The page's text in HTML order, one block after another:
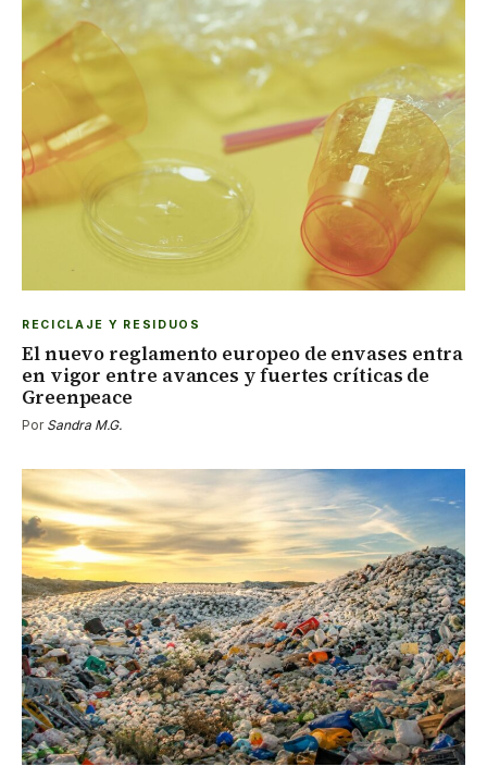
RECICLAJE Y RESIDUOS
El nuevo reglamento europeo de envases entra
en vigor entre avances y fuertes críticas de
Greenpeace
Por Sandra M.G.